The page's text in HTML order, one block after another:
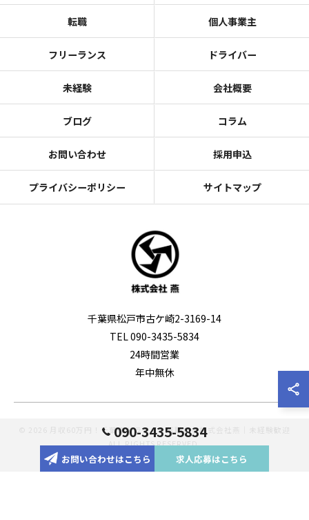
090-3435-5834
お問い合わせはこちら 求人応募はこちら
転職 個人事業主
フリーランス ドライバー
未経験 会社概要
ブログ コラム
お問い合わせ 採用申込
プライバシーポリシー サイトマップ
千葉県松戸市古ケ崎2-3169-14
TEL 090-3435-5834
24時間営業
年中無休
© 2026 月収60万円！千葉のドライバー転職なら株式会社燕｜未経験歓迎
ALL RIGHTS RESERVED.